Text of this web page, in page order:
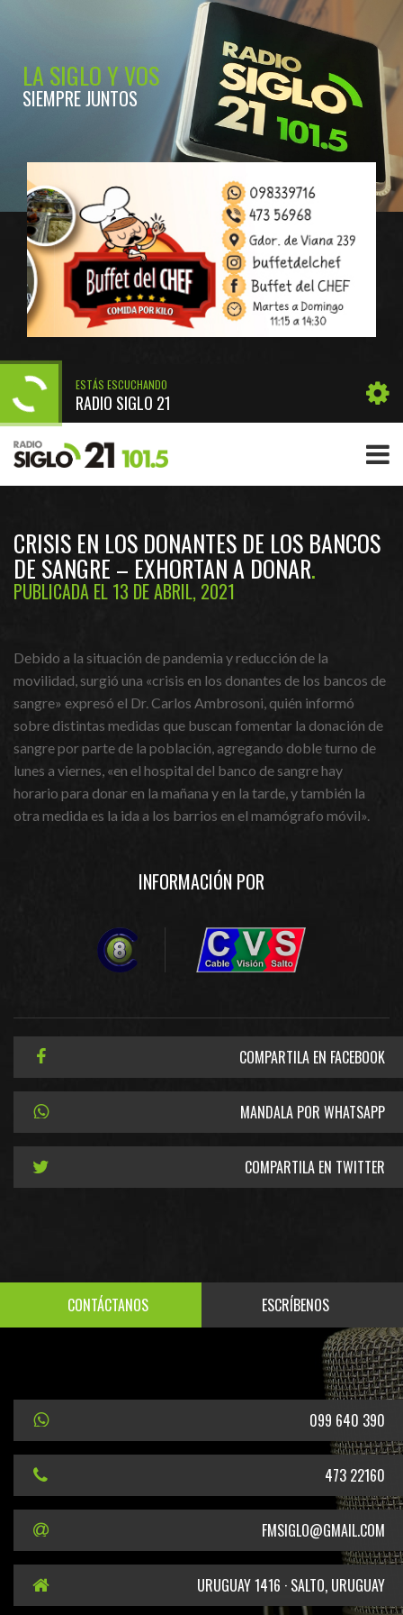
LA SIGLO Y VOS
SIEMPRE JUNTOS
ESTÁS ESCUCHANDO
RADIO SIGLO 21
CRISIS EN LOS DONANTES DE LOS BANCOS
DE SANGRE – EXHORTAN A DONAR
PUBLICADA EL 13 DE ABRIL, 2021
Debido a la situación de pandemia y reducción de la
movilidad, surgió una «crisis en los donantes de los bancos de
sangre» expresó el Dr. Carlos Ambrosoni, quién informó
sobre distintas medidas que buscan fomentar la donación de
sangre por parte de la población, agregando doble turno de
lunes a viernes, «en el hospital del banco de sangre hay
horario para donar en la mañana y en la tarde, y también la
otra medida es la ida a los barrios en el mamógrafo móvil».
INFORMACIÓN POR
COMPARTILA EN FACEBOOK
MANDALA POR WHATSAPP
COMPARTILA EN TWITTER
CONTÁCTANOS ESCRÍBENOS
099 640 390
473 22160
FMSIGLO@GMAIL.COM
URUGUAY 1416 · SALTO, URUGUAY